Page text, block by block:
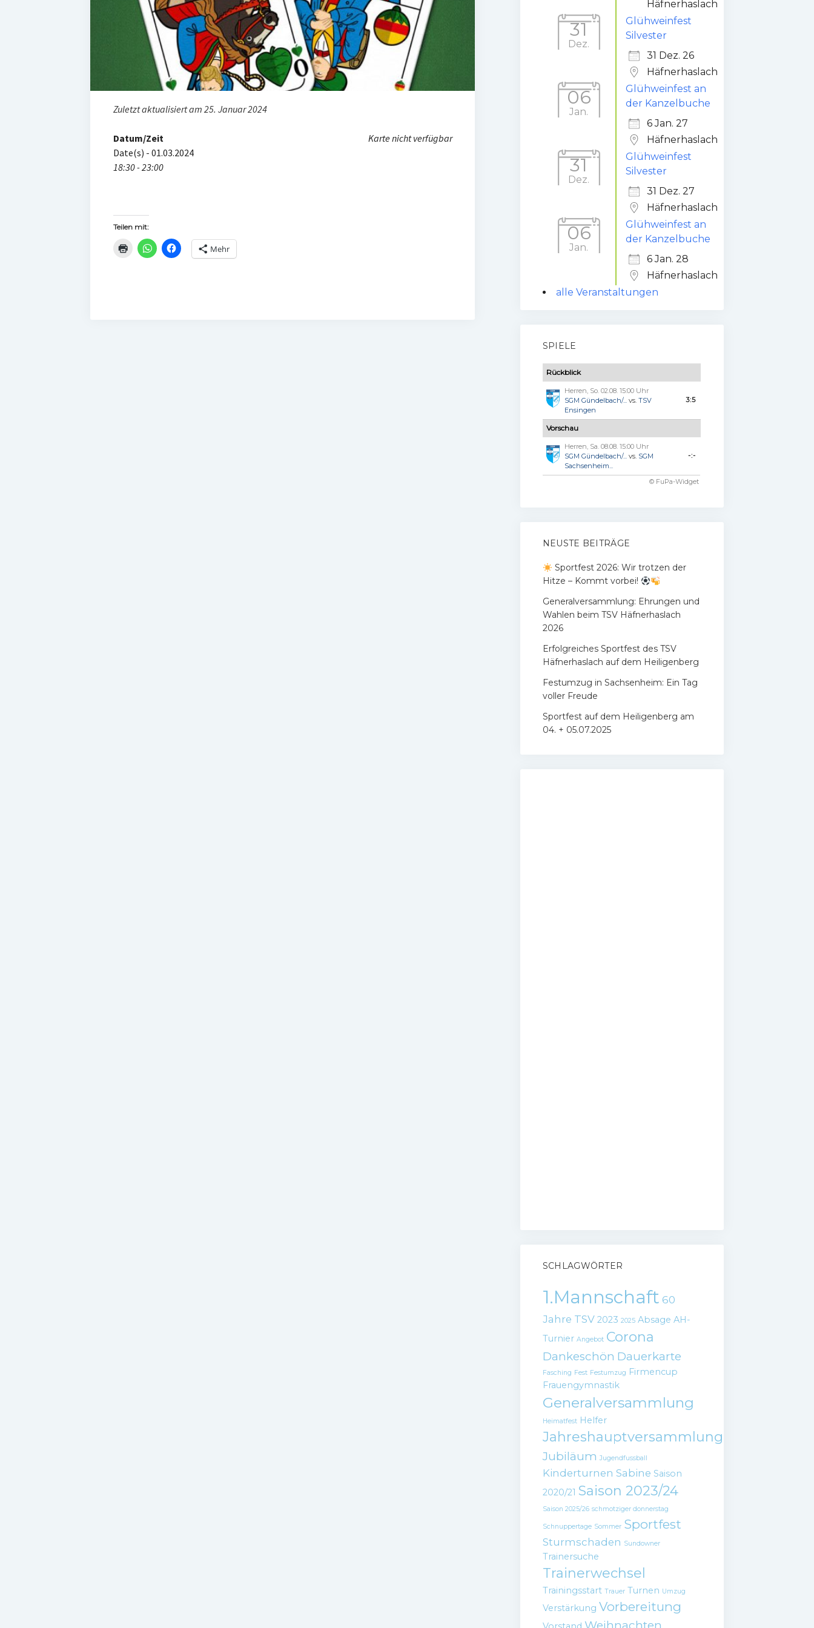
Zuletzt aktualisiert am 25. Januar 2024
Karte nicht verfügbar
Datum/Zeit
Date(s) - 01.03.2024
18:30 - 23:00
Teilen mit:
Mehr
Häfnerhaslach
31
Dez.
Glühweinfest
Silvester
31 Dez. 26
Häfnerhaslach
06
Jan.
Glühweinfest an
der Kanzelbuche
6 Jan. 27
Häfnerhaslach
31
Dez.
Glühweinfest
Silvester
31 Dez. 27
Häfnerhaslach
06
Jan.
Glühweinfest an
der Kanzelbuche
6 Jan. 28
Häfnerhaslach
alle Veranstaltungen
SPIELE
Rückblick
Herren, So. 02.08. 15:00 Uhr
SGM Gündelbach/...vs. TSV
Ensingen
3:5
Vorschau
Herren, Sa. 08.08. 15:00 Uhr
SGM Gündelbach/...vs. SGM
Sachsenheim...
-:-
© FuPa-Widget
NEUSTE BEITRÄGE
Sportfest 2026: Wir trotzen der
Hitze – Kommt vorbei!
Generalversammlung: Ehrungen und
Wahlen beim TSV Häfnerhaslach
2026
Erfolgreiches Sportfest des TSV
Häfnerhaslach auf dem Heiligenberg
Festumzug in Sachsenheim: Ein Tag
voller Freude
Sportfest auf dem Heiligenberg am
04. + 05.07.2025
SCHLAGWÖRTER
1.Mannschaft 60
Jahre TSV 2023 2025 Absage AH-
Turnier Angebot Corona
Dankeschön Dauerkarte
Fasching Fest Festumzug Firmencup
Frauengymnastik
Generalversammlung
Heimatfest Helfer
Jahreshauptversammlung
Jubiläum Jugendfussball
Kinderturnen Sabine Saison
2020/21 Saison 2023/24
Saison 2025/26 schmotziger donnerstag
Schnuppertage Sommer Sportfest
Sturmschaden Sundowner
Trainersuche
Trainerwechsel
Trainingsstart Trauer Turnen Umzug
Verstärkung Vorbereitung